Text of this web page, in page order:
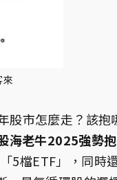
股市怎麼走？該抱
海老牛2025強勢抱
5檔ETF」，同時